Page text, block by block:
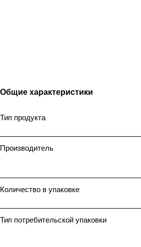
Общие характеристики
Тип продукта
Производитель
Количество в упаковке
Тип потребительской упаковки